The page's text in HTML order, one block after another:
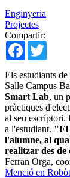
Enginyeria
Projectes
Compartir:
Facebook
Els estudiants
Salle Campus
Smart Lab, un
pràctiques
al seu escriptori.
a l'estudiant. "El
l'alumne, al
realitzar des de
Ferran Orga,
Menció en